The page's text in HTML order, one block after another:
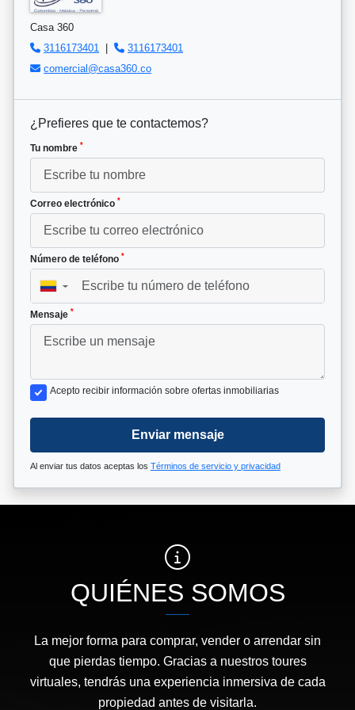
Casa 360
3116173401
|
3116173401
comercial@casa360.co
¿Prefieres que te contactemos?
Tu nombre *
Correo electrónico *
Número de teléfono *
▼
Mensaje *
Acepto recibir información sobre ofertas inmobiliarias
Enviar mensaje
Al enviar tus datos aceptas los Términos de servicio y privacidad
QUIÉNES SOMOS
La mejor forma para comprar, vender o arrendar sin
que pierdas tiempo. Gracias a nuestros toures
virtuales, tendrás una experiencia inmersiva de cada
propiedad antes de visitarla.